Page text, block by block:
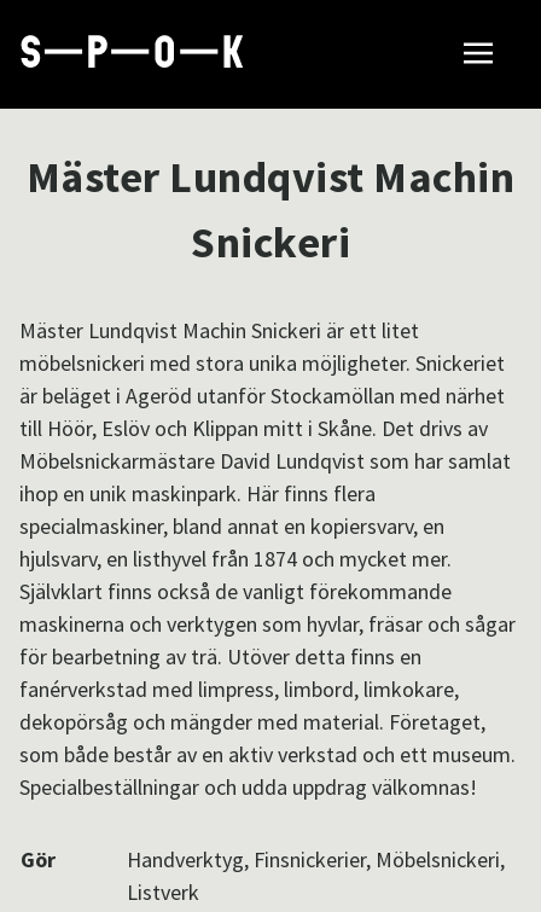
Om SPOK
Samarbeten
Aktuellt i SPOK-nätverket
Sv /En
Mäster Lundqvist Machin
Snickeri
Mäster Lundqvist Machin Snickeri är ett litet
möbelsnickeri med stora unika möjligheter. Snickeriet
är beläget i Ageröd utanför Stockamöllan med närhet
till Höör, Eslöv och Klippan mitt i Skåne. Det drivs av
Möbelsnickarmästare David Lundqvist som har samlat
ihop en unik maskinpark. Här finns flera
specialmaskiner, bland annat en kopiersvarv, en
hjulsvarv, en listhyvel från 1874 och mycket mer.
Självklart finns också de vanligt förekommande
maskinerna och verktygen som hyvlar, fräsar och sågar
för bearbetning av trä. Utöver detta finns en
fanérverkstad med limpress, limbord, limkokare,
dekopörsåg och mängder med material. Företaget,
som både består av en aktiv verkstad och ett museum.
Specialbeställningar och udda uppdrag välkomnas!
Gör
Handverktyg, Finsnickerier, Möbelsnickeri,
Listverk